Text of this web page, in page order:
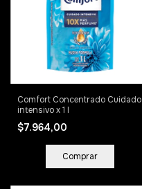
Comfort Concentrado Cuidado
intensivo x 1 l
$7.964,00